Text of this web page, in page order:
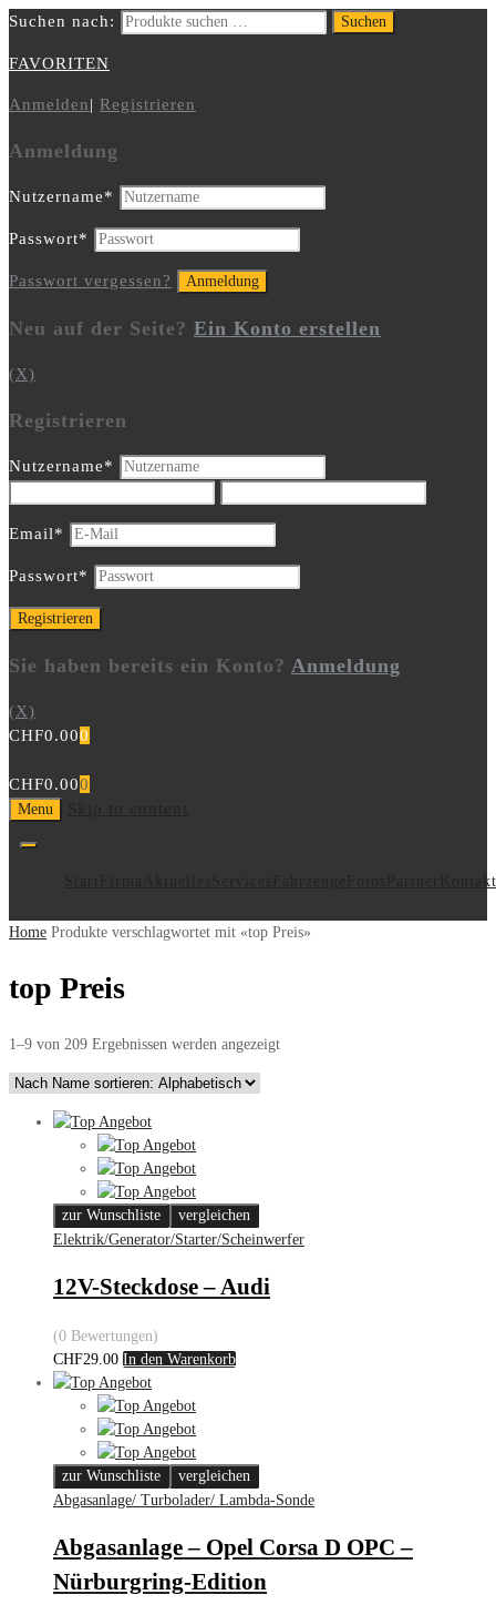
Suchen nach: Suchen
FAVORITEN
Anmelden| Registrieren
Anmeldung
Nutzername*
Passwort*
Passwort vergessen?
Neu auf der Seite? Ein Konto erstellen
(X)
Registrieren
Nutzername*
Email*
Passwort*
Sie haben bereits ein Konto? Anmeldung
(X)
CHF0.000
CHF0.000
Menu
Kontakt
Home Produkte verschlagwortet mit «top Preis»
top Preis
1–9 von 209 Ergebnissen werden angezeigt
zur Wunschliste
vergleichen
Elektrik/Generator/Starter/Scheinwerfer
12V-Steckdose – Audi
(0 Bewertungen)
CHF29.00 In den Warenkorb
zur Wunschliste
vergleichen
Abgasanlage/ Turbolader/ Lambda-Sonde
Abgasanlage – Opel Corsa D OPC –
Nürburgring-Edition